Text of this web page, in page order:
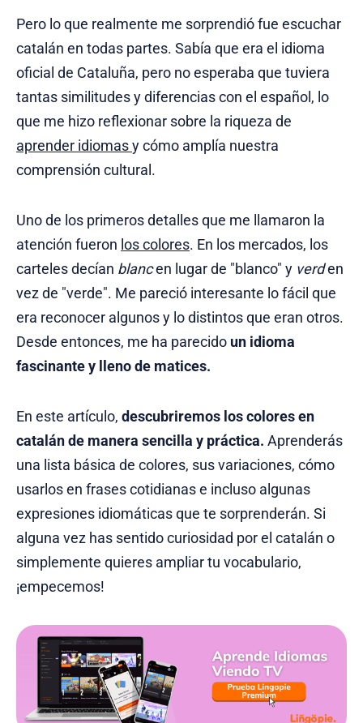
Pero lo que realmente me sorprendió fue escuchar
catalán en todas partes. Sabía que era el idioma
oficial de Cataluña, pero no esperaba que tuviera
tantas similitudes y diferencias con el español, lo
que me hizo reflexionar sobre la riqueza de
aprender idiomasy cómo amplía nuestra
comprensión cultural.
Uno de los primeros detalles que me llamaron la
atención fueron los colores. En los mercados, los
carteles decían blancen lugar de "blanco" y verden
vez de "verde". Me pareció interesante lo fácil que
era reconocer algunos y lo distintos que eran otros.
Desde entonces, me ha parecido un idioma
fascinante y lleno de matices.
En este artículo, descubriremos los colores en
catalán de manera sencilla y práctica. Aprenderás
una lista básica de colores, sus variaciones, cómo
usarlos en frases cotidianas e incluso algunas
expresiones idiomáticas que te sorprenderán. Si
alguna vez has sentido curiosidad por el catalán o
simplemente quieres ampliar tu vocabulario,
¡empecemos!